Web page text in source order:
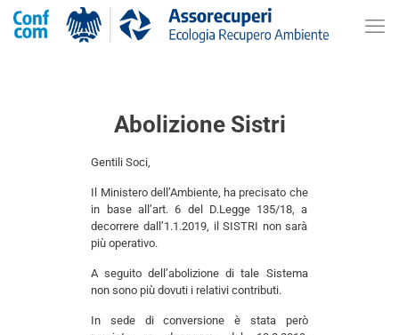
Abolizione Sistri
Gentili Soci,
Il Ministero dell’Ambiente, ha precisato che
in base all’art. 6 del D.Legge 135/18, a
decorrere dall’1.1.2019, il SISTRI non sarà
più operativo.
A seguito dell’abolizione di tale Sistema
non sono più dovuti i relativi contributi.
In sede di conversione è stata però